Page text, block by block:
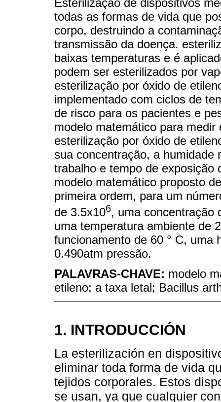
todas as formas de vida que
corpo, destruindo a
transmissão da doença.
baixas temperaturas e é
podem ser esterilizados por
esterilização por óxido de
implementado com ciclos de
de risco para os pacientes e
modelo matemático para
esterilização por óxido de
sua concentração, a
trabalho e tempo de exposição
modelo matemático proposto
primeira ordem, para um
de 3.5x106, uma concentração
uma temperatura ambiente de
funcionamento de 60 ° C, uma
0.490atm pressão.
PALAVRAS-CHAVE: modelo
etileno; a taxa letal; Bacillus
1. INTRODUCCIÓN
La esterilización en
eliminar toda forma de vida
tejidos corporales. Estos
se usan, ya que cualquier